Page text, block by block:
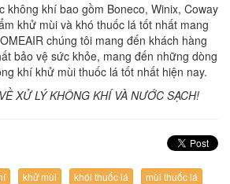
không khí bao gồm Boneco, Winix, Coway
khử mùi và khó thuốc lá tốt nhất mang
chúng tôi mang đến khách hàng
bảo vệ sức khỏe, mang đến những dòng
khí khử mùi thuốc lá tốt nhất hiện nay.
XỬ LÝ KHÔNG KHÍ VÀ NƯỚC SẠCH!
khử mùi khói thuốc lá mùi thuốc lá